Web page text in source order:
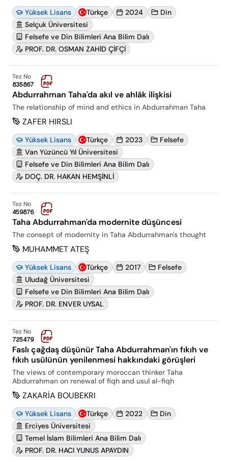
Yüksek Lisans Türkçe 2024
Din
Selçuk Üniversitesi
Felsefe ve Din Bilimleri Ana Bilim Dalı
PROF. DR. OSMAN ZAHİD ÇİFÇİ
Tez No
835867
Abdurrahman Taha'da akıl ve ahlâk ilişkisi
The relationship of mind and ethics in Abdurrahman Taha
ZAFER HIRSLI
Yüksek Lisans Türkçe 2023
Felsefe
Van Yüzüncü Yıl Üniversitesi
Felsefe ve Din Bilimleri Ana Bilim Dalı
DOÇ. DR. HAKAN HEMŞİNLİ
Tez No
459876
Taha Abdurrahman'da modernite düşüncesi
The consept of modernity in Taha Abdurrahman's thought
MUHAMMET ATEŞ
Yüksek Lisans Türkçe 2017
Felsefe
Uludağ Üniversitesi
Felsefe ve Din Bilimleri Ana Bilim Dalı
PROF. DR. ENVER UYSAL
Tez No
725479
Faslı çağdaş düşünür Taha Abdurrahman'ın fıkıh ve
fıkıh usûlünün yenilenmesi hakkındaki görüşleri
The views of contemporary moroccan thinker Taha
Abdurrahman on renewal of fiqh and usul al-fiqh
ZAKARİA BOUBEKRI
Yüksek Lisans Türkçe 2022
Din
Erciyes Üniversitesi
Temel İslam Bilimleri Ana Bilim Dalı
PROF. DR. HACI YUNUS APAYDIN